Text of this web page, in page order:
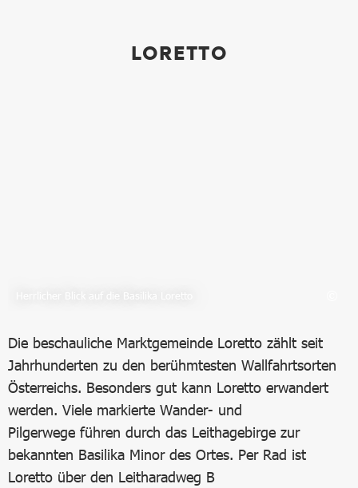
LORETTO
Die beschauliche Marktgemeinde Loretto zählt seit
Jahrhunderten zu den berühmtesten Wallfahrtsorten
Österreichs. Besonders gut kann Loretto erwandert
werden. Viele markierte Wander- und
Pilgerwege führen durch das Leithagebirge zur
bekannten Basilika Minor des Ortes. Per Rad ist
Loretto über den Leitharadweg B